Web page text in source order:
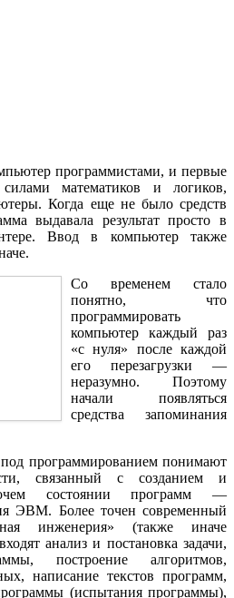
программистами, и первые
математиков и логиков,
Когда еще не было средств
выдавала результат просто в
Ввод в компьютер также
Со временем стало
понятно, что
программировать
компьютер каждый раз
«с нуля» после каждой
его перезагрузки —
неразумно. Поэтому
начали появляться
средства запоминания
программированием понимают
связанный с созданием и
состоянии программ —
ЭВМ. Более точен современный
инженерия» (также иначе
анализ и постановка задачи,
построение алгоритмов,
написание текстов программ,
(испытания программы),